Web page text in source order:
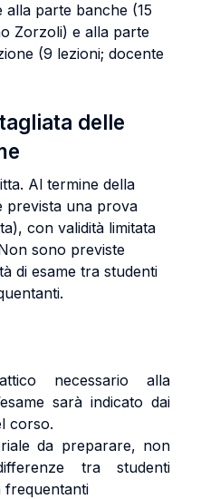
alla parte banche (15
Zorzoli) e alla parte
(9 lezioni; docente
delle
Al termine della
prevista una prova
con validità limitata
sono previste
di esame tra studenti
necessario alla
sarà indicato dai
corso.
da preparare, non
tra studenti
frequentanti